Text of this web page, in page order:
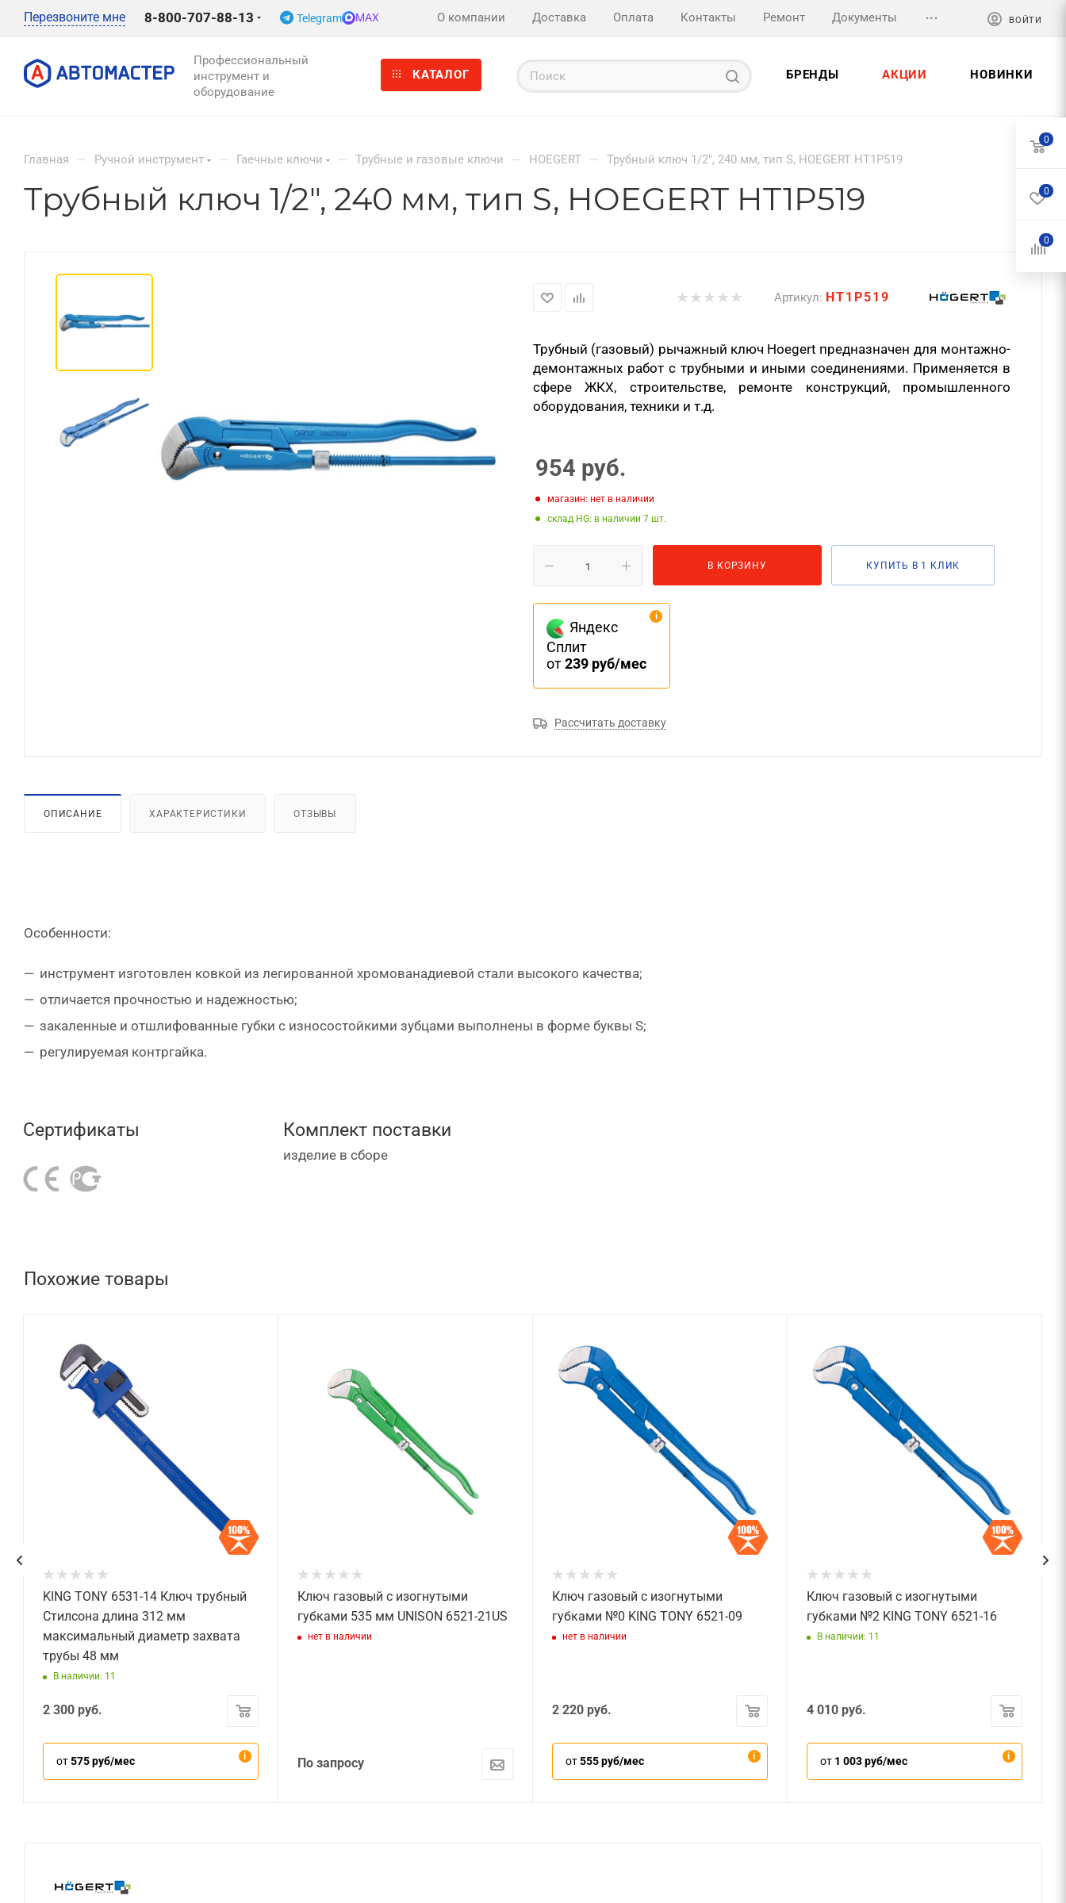
Перезвоните мне 8-800-707-88-13 Telegram MAX О компании Доставка Оплата Контакты Ремонт Документы ... ВОЙТИ
Профессиональный
инструмент и
оборудование
КАТАЛОГ БРЕНДЫ АКЦИИ НОВИНКИ
Главная — Ручной инструмент — Гаечные ключи — Трубные и газовые ключи — HOEGERT — Трубный ключ 1/2", 240 мм, тип S, HOEGERT HT1P519
Трубный ключ 1/2", 240 мм, тип S, HOEGERT HT1P519
Артикул: HT1P519
Трубный (газовый) рычажный ключ Hoegert предназначен для монтажно-
демонтажных работ с трубными и иными соединениями. Применяется в
сфере ЖКХ, строительстве, ремонте конструкций, промышленного
оборудования, техники и т.д.
954 руб.
Магазин: нет в наличии
Склад HG: в наличии 7
В КОРЗИНУ КУПИТЬ В 1 КЛИК
Яндекс
Сплит
от239 руб/мес
Рассчитать доставку
ОПИСАНИЕ ХАРАКТЕРИСТИКИ ОТЗЫВЫ
Особенности:
инструмент изготовлен ковкой из легированной хромованадиевой стали высокого качества;
отличается прочностью и надежностью;
закаленные и отшлифованные губки с износостойкими зубцами выполнены в форме буквы S;
регулируемая контргайка.
Сертификаты Комплект поставки
изделие в сборе
Похожие товары
KING TONY 6531-14 Ключ трубный
Стилсона длина 312 мм
максимальный диаметр захвата
трубы 48 мм
В наличии: 11
2 300 руб.
от575 руб/мес
Ключ газовый с изогнутыми
губками 535 мм UNISON 6521-21US
нет в наличии
По запросу
Ключ газовый с изогнутыми
губками №0 KING TONY 6521-09
нет в наличии
2 220 руб.
от555 руб/мес
Ключ газовый с изогнутыми
губками №2 KING TONY 6521-16
В наличии: 11
4 010 руб.
от 1 003 руб/мес
0
0
0